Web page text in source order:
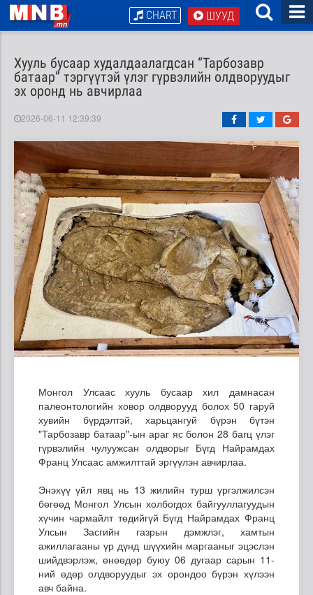
ШУУД
CHART
Хууль бусаар худалдаалагдсан “Тарбозавр
батаар” тэргүүтэй үлэг гүрвэлийн олдворуудыг
эх оронд нь авчирлаа
2026-06-11 12:39:39
Монгол Улсаас хууль бусаар хил дамнасан
палеонтологийн ховор олдворууд болох 50 гаруй
хувийн бүрдэлтэй, харьцангуй бүрэн бүтэн
"Тарбозавр батаар"-ын араг яс болон 28 багц үлэг
гүрвэлийн чулуужсан олдворыг Бүгд Найрамдах
Франц Улсаас амжилттай эргүүлэн авчирлаа.
Энэхүү үйл явц нь 13 жилийн турш үргэлжилсэн
бөгөөд Монгол Улсын холбогдох байгууллагуудын
хүчин чармайлт төдийгүй Бүгд Найрамдах Франц
Улсын Засгийн газрын дэмжлэг, хамтын
ажиллагааны үр дүнд шүүхийн маргааныг эцэслэн
шийдвэрлэж, өнөөдөр буюу 06 дугаар сарын 11-
ний өдөр олдворуудыг эх орондоо бүрэн хүлээн
авч байна.